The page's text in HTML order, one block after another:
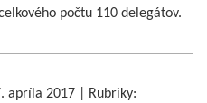
počtu 110 delegátov.
apríla 2017
Rubriky: